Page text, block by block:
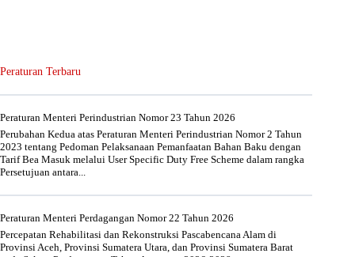
Peraturan Terbaru
Peraturan Menteri Perindustrian Nomor 23 Tahun 2026
Perubahan Kedua atas Peraturan Menteri Perindustrian Nomor 2 Tahun
2023 tentang Pedoman Pelaksanaan Pemanfaatan Bahan Baku dengan
Tarif Bea Masuk melalui User Specific Duty Free Scheme dalam rangka
Persetujuan antara...
Peraturan Menteri Perdagangan Nomor 22 Tahun 2026
Percepatan Rehabilitasi dan Rekonstruksi Pascabencana Alam di
Provinsi Aceh, Provinsi Sumatera Utara, dan Provinsi Sumatera Barat